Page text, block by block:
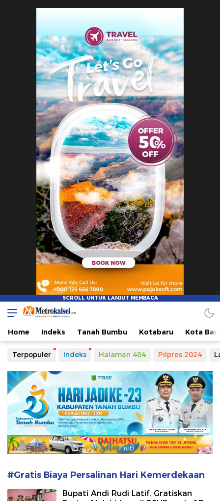
Metro Kalsel
Media Online Terkini, Faktual dan Mendidik
Home Indeks Tanah Bumbu Kotabaru Kota
Terpopuler Indeks Halaman 404 Pilpres 2024
#Gratis Biaya Persalinan Hari Kemerdekaan
Bupati Andi Rudi Latif, Gratiskan